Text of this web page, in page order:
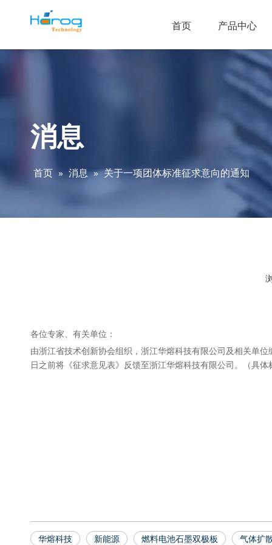
首页 产品中心
消息
首页 » 消息 » 关于一项团体标准征求意向的通知
各位专家、有关单位：
由浙江省技术创新协会组织，浙江华熔科技有限公司及相关单
日之前将《征求意见表》反馈至浙江华熔科技有限公司。（具
华熔科技 新能源 燃料电池石墨双极板 气体扩